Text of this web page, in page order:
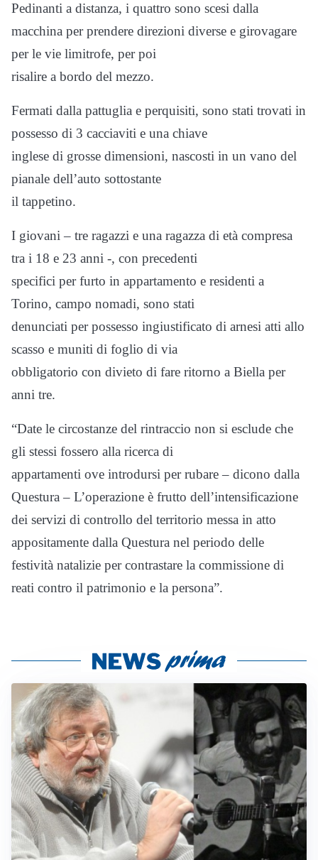
Pedinanti a distanza, i quattro sono scesi dalla
macchina per prendere direzioni diverse e girovagare
per le vie limitrofe, per poi
risalire a bordo del mezzo.
Fermati dalla pattuglia e perquisiti, sono stati trovati in
possesso di 3 cacciaviti e una chiave
inglese di grosse dimensioni, nascosti in un vano del
pianale dell’auto sottostante
il tappetino.
I giovani – tre ragazzi e una ragazza di età compresa
tra i 18 e 23 anni -, con precedenti
specifici per furto in appartamento e residenti a
Torino, campo nomadi, sono stati
denunciati per possesso ingiustificato di arnesi atti allo
scasso e muniti di foglio di via
obbligatorio con divieto di fare ritorno a Biella per
anni tre.
“Date le circostanze del rintraccio non si esclude che
gli stessi fossero alla ricerca di
appartamenti ove introdursi per rubare – dicono dalla
Questura – L’operazione è frutto dell’intensificazione
dei servizi di controllo del territorio messa in atto
appositamente dalla Questura nel periodo delle
festività natalizie per contrastare la commissione di
reati contro il patrimonio e la persona”.